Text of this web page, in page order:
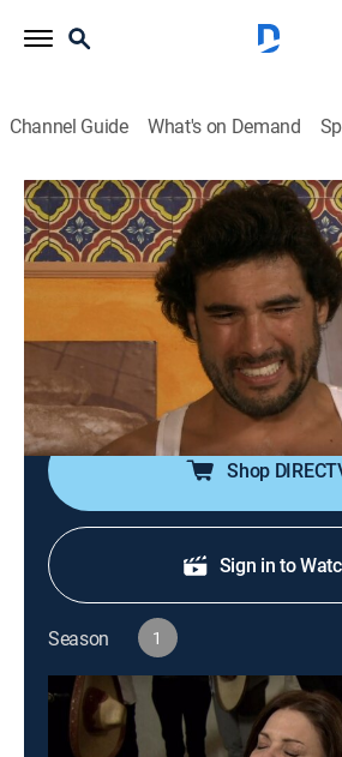
Channel Guide What's on Demand
Fuego en la sangre
S1 E192 | Disculpas
0h 42m|TV14|Romance, Soap
Ruth le pide a Sofía que la perdone
que le hizo. Sofía se emociona al
verdadera madre es Eva. Juan le
Fernando fue quien la violó.
Shop
Sign in to
Season 1